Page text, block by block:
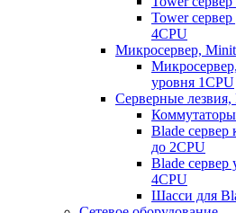
Tower
4CPU
Микросервер,
уровня 1CPU
Серверные лезвия,
Blade сервер
до 2CPU
Blade сервер
4CPU
Шасси для